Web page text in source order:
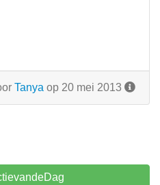
Tanya op 20 mei 2013